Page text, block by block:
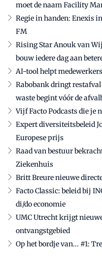
moet de naam Facility
Regie in handen: Enexis
FM
Rising Star Anouk van
bouw iedere dag aan
AI-tool helpt
Rabobank dringt
waste begint vóór de
Vijf Facto Podcasts die je
Expert diversiteitsbeleid
Europese prijs
Raad van bestuur
Ziekenhuis
Britt Breure nieuwe
Facto Classic: beleid bij
di/do economie
UMC Utrecht krijgt
ontvangstgebied
Op het bordje van... #1: